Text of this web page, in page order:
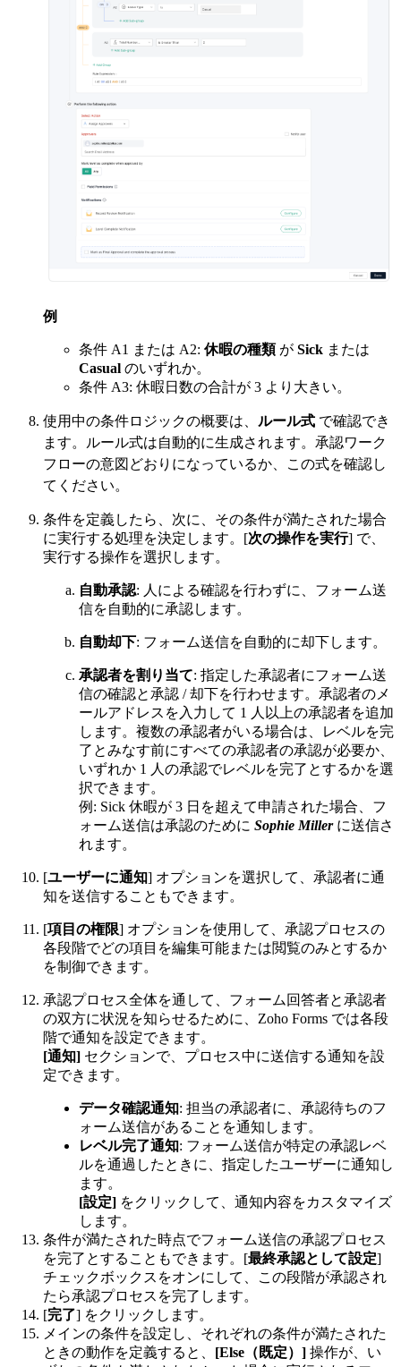
例
条件 A1 または A2: 休暇の種類が Sick または
Casual のいずれか。
条件 A3: 休暇日数の合計が 3 より大きい。
使用中の条件ロジックの概要は、 ルール式 で確認でき
ます。
ルール式は自動的に生成されます。承認ワーク
フローの意図どおりになっているか、この式を確認し
てください。
条件を定義したら、次に、その条件が満たされた場合
に実行する処理を決定します。 [次の操作を実行] で、
実行する操作を選択します。
自動承認: 人による確認を行わずに、フォーム送
信を自動的に承認します。
自動却下: フォーム送信を自動的に却下します。
承認者を割り当て: 指定した承認者にフォーム送
信の確認と承認 / 却下を行わせます。承認者のメ
ールアドレスを入力して 1 人以上の承認者を追加
します。複数の承認者がいる場合は、レベルを完
了とみなす前にすべての承認者の承認が必要か、
いずれか 1 人の承認でレベルを完了とするかを選
択できます。
例: Sick 休暇が 3 日を超えて申請された場合、フ
ォーム送信は承認のために Sophie Millerに送信さ
れます。
[ユーザーに通知] オプションを選択して、承認者に通
知を送信することもできます。
[項目の権限] オプションを使用して、承認プロセスの
各段階でどの項目を編集可能または閲覧のみとするか
を制御できます。
承認プロセス全体を通して、フォーム回答者と承認者
の双方に状況を知らせるために、Zoho Forms では各段
階で通知を設定できます。
[通知] セクションで、プロセス中に送信する通知を設
定できます。
データ確認通知: 担当の承認者に、承認待ちのフ
ォーム送信があることを通知します。
レベル完了通知: フォーム送信が特定の承認レベ
ルを通過したときに、指定したユーザーに通知し
ます。
[設定] をクリックして、通知内容をカスタマイズ
します。
条件が満たされた時点でフォーム送信の承認プロセス
を完了とすることもできます。 [最終承認として設定]
チェックボックスをオンにして、この段階が承認され
たら承認プロセスを完了します。
[完了] をクリックします。
メインの条件を設定し、それぞれの条件が満たされた
ときの動作を定義すると、 [Else（既定）] 操作が、い